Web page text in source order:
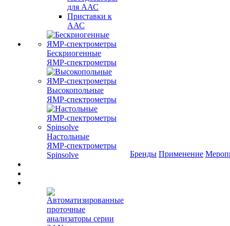
для ААС
Приставки к
ААС
Бескриогенные
ЯМР‑спектрометры
Высокопольные
ЯМР‑спектрометры
Настольные
ЯМР‑спектрометры
Spinsolve
Бренды Применение